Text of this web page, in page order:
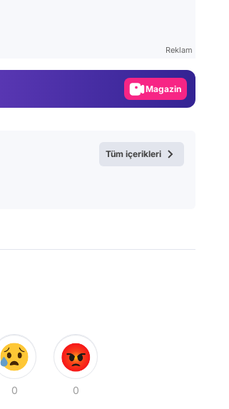
Reklam
Video
Tüm içerikleri
0 0